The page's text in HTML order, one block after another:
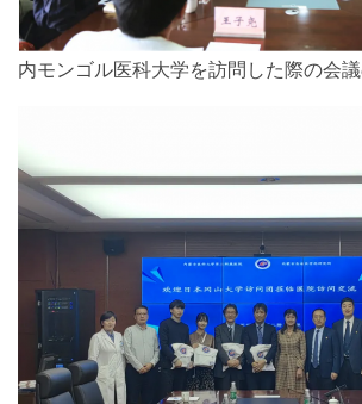
内モンゴル医科大学を訪問した際の会